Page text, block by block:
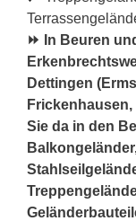
⏩ In Beuren
Dettingen
Sie da in den